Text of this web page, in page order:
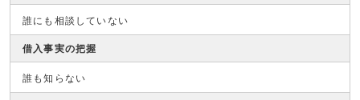
誰にも相談していない
借入事実の把握
誰も知らない